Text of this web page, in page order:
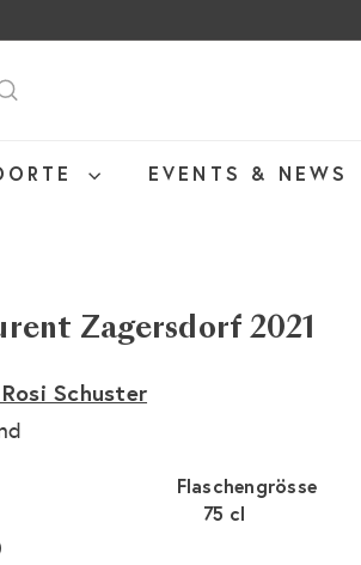
EVENTS & NEWS
Zagersdorf 2021
Schuster
Flaschengrösse
75 cl